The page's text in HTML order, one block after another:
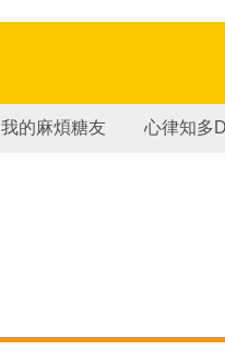
我的麻煩糖友 心律知多D